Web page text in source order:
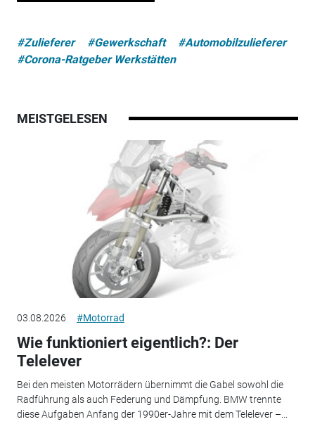
#Zulieferer #Gewerkschaft
#Automobilzulieferer
#Corona-Ratgeber Werkstätten
MEISTGELESEN
03.08.2026 #Motorrad
Wie funktioniert eigentlich?: Der
Telelever
Bei den meisten Motorrädern übernimmt die Gabel sowohl die
Radführung als auch Federung und Dämpfung. BMW trennte
diese Aufgaben Anfang der 1990er-Jahre mit dem Telelever –...